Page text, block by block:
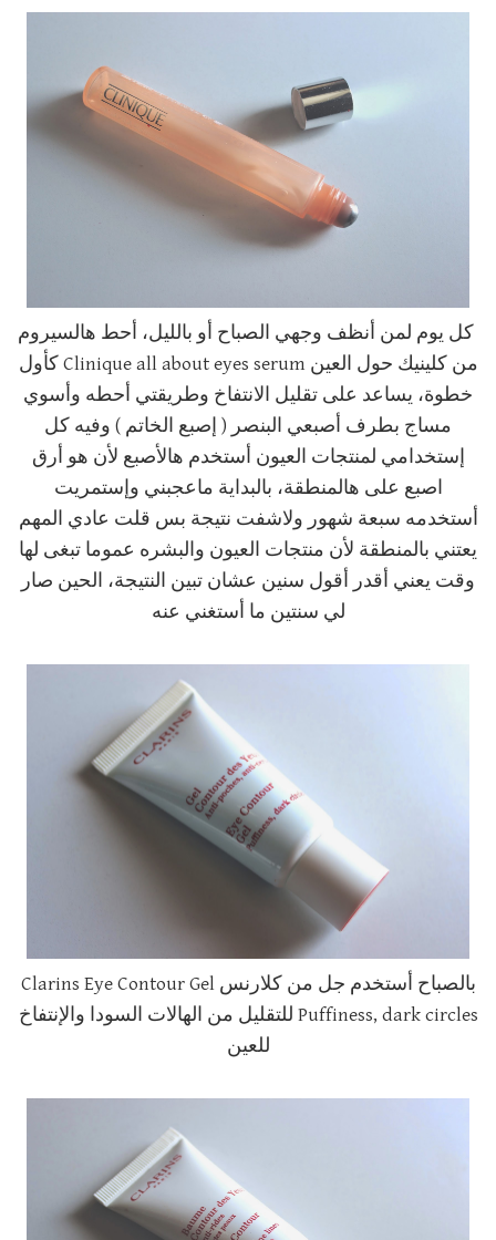
كل يوم لمن أنظف وجهي الصباح أو بالليل، أحط هالسيروم
من كلينيك حول العين Clinique all about eyes serum كأول
خطوة، يساعد على تقليل الانتفاخ وطريقتي أحطه وأسوي
مساج بطرف أصبعي البنصر ( إصبع الخاتم ) وفيه كل
إستخدامي لمنتجات العيون أستخدم هالأصبع لأن هو أرق
اصبع على هالمنطقة، بالبداية ماعجبني وإستمريت
أستخدمه سبعة شهور ولاشفت نتيجة بس قلت عادي المهم
يعتني بالمنطقة لأن منتجات العيون والبشره عموما تبغى لها
وقت يعني أقدر أقول سنين عشان تبين النتيجة، الحين صار
لي سنتين ما أستغني عنه
بالصباح أستخدم جل من كلارنس Clarins Eye Contour Gel
Puffiness, dark circles للتقليل من الهالات السودا والإنتفاخ
للعين